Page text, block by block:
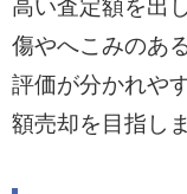
高い査定額を出
傷やへこみのあ
評価が分かれや
額売却を目指し